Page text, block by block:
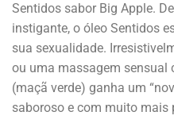
Sentidos sabor Big Apple.
instigante, o óleo Sentidos
sua sexualidade.
ou uma massagem sensual
(maçã verde) ganha um
saboroso e com muito mais